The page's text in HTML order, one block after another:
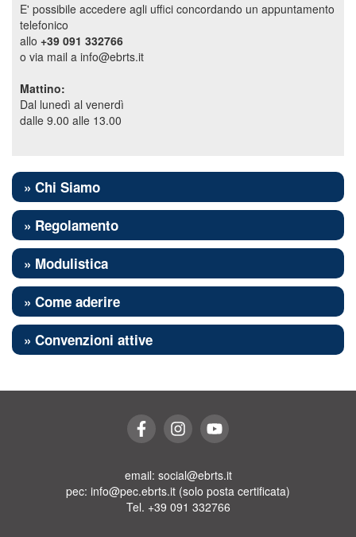
E' possibile accedere agli uffici concordando un appuntamento
telefonico
allo +39 091 332766
o via mail a info@ebrts.it
Mattino:
Dal lunedì al venerdì
dalle 9.00 alle 13.00
» Chi Siamo
» Regolamento
» Modulistica
» Come aderire
» Convenzioni attive
email: social@ebrts.it
pec: info@pec.ebrts.it (solo posta certificata)
Tel. +39 091 332766